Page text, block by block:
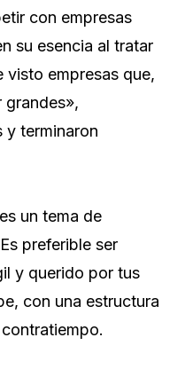
con empresas
su esencia al tratar
visto empresas que,
grandes»,
y terminaron
un tema de
preferible ser
y querido por tus
con una estructura